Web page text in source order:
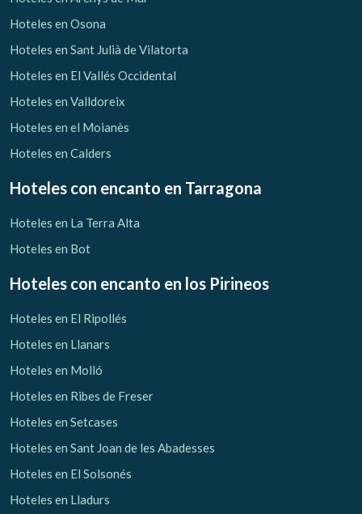
Hoteles en Osona
Hoteles en Sant Julià de Vilatorta
Hoteles en El Vallés Occidental
Hoteles en Valldoreix
Hoteles en el Moianès
Hoteles en Calders
Hoteles con encanto en Tarragona
Hoteles en La Terra Alta
Hoteles en Bot
Hoteles con encanto en los Pirineos
Hoteles en El Ripollés
Hoteles en Llanars
Hoteles en Molló
Hoteles en Ribes de Freser
Hoteles en Setcases
Hoteles en Sant Joan de les Abadesses
Hoteles en El Solsonés
Hoteles en Lladurs